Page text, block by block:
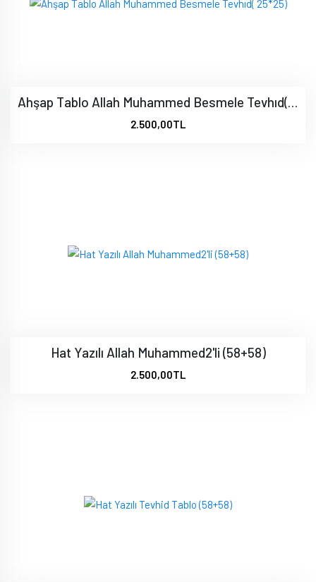
Ahşap Tablo Allah Muhammed Besmele Tevhıd( 25*25)
2.500,00TL
Hat Yazılı Allah Muhammed2'li (58+58)
2.500,00TL